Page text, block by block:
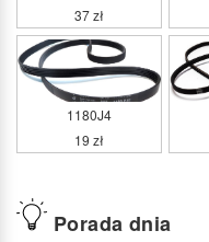
Porada dnia
37 zł
1180J4
19 zł